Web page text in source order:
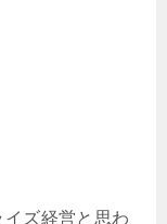
ズ経営と思わ